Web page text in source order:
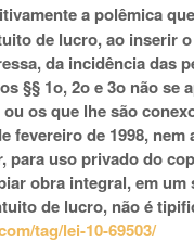
a polêmica
de lucro, ao inserir
da incidência das
§§ 1o, 2o e 3o não se
os que lhe são
fevereiro de 1998,
para uso privado do
obra integral, em um
de lucro, não é
tag/lei-10-69503/